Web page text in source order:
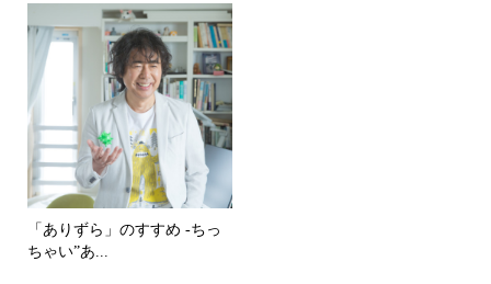
「ありずら」のすすめ -ちっ
ちゃい”あ...